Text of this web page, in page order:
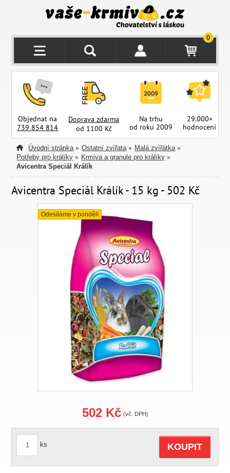
0
Objednat na
739 854 814
Doprava zdarma
od 1100 Kč
Na trhu
od roku 2009
29.000+
hodnocení
Úvodní stránka » Ostatní zvířata » Malá zvířátka »
Potřeby pro králíky » Krmiva a granule pro králíky »
Avicentra Speciál Králík
Avicentra Speciál Králík - 15 kg - 502 Kč
Odesíláme v pondělí
502 Kč (vč. DPH)
ks KOUPIT